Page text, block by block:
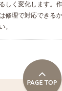
しく変化します。
修理で対応できる
。